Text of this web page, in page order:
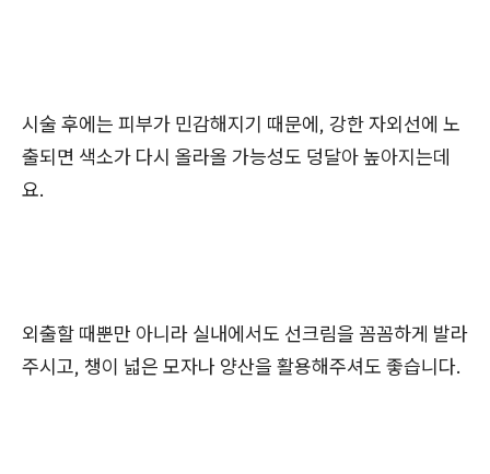
시술 후에는 피부가 민감해지기 때문에, 강한 자외선에 노
출되면 색소가 다시 올라올 가능성도 덩달아 높아지는데
요.
외출할 때뿐만 아니라 실내에서도 선크림을 꼼꼼하게 발라
주시고, 챙이 넓은 모자나 양산을 활용해주셔도 좋습니다.